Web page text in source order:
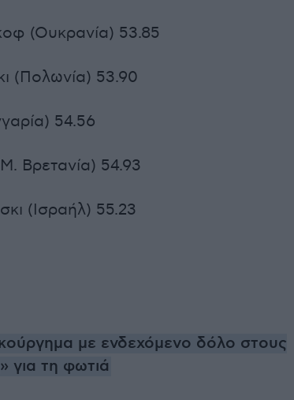
(Ουκρανία) 53.85
(Πολωνία) 53.90
54.56
Βρετανία) 54.93
(Ισραήλ) 55.23
με ενδεχόμενο δόλο στους
για τη φωτιά